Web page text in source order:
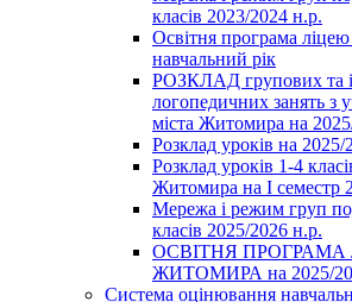
класів 2023/2024 н.р.
Освітня програма
навчальний рік
РОЗКЛАД групових та
логопедичних занять з
міста Житомира на
Розклад уроків на 2025/
Розклад уроків 1-4
Житомира на І семестр
Мережа і режим груп
класів 2025/2026 н.р.
ОСВІТНЯ ПРОГРАМА
ЖИТОМИРА на 2025/
Система оцінювання